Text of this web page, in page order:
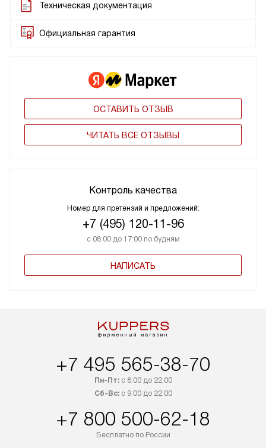
Техническая документация
Официальная гарантия
ОСТАВИТЬ ОТЗЫВ
ЧИТАТЬ ВСЕ ОТЗЫВЫ
Контроль качества
Номер для претензий и предложений:
+7 (495) 120-11-96
с 08:00 до 17:00 по будням
НАПИСАТЬ
+7 495 565-38-70
Пн-Пт:с 8:00 до 22:00
Сб-Вс:с 9:00 до 22:00
+7 800 500-62-18
Бесплатно по России